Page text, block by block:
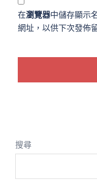
在瀏覽器中儲存顯示
網址，以供下次發佈
搜尋